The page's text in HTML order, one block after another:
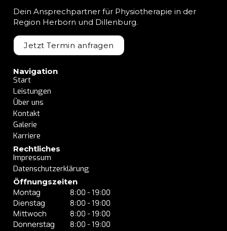
Dein Ansprechpartner für Physiotherapie in der
Region Herborn und Dillenburg.
Jetzt Termin anfragen
Navigation
Start
Leistungen
Über uns
Kontakt
Galerie
Karriere
Rechtliches
Impressum
Datenschutzerklärung
Öffnungszeiten
Montag
Dienstag
Mittwoch
Donnerstag
8:00 - 19:00
8:00 - 19:00
8:00 - 19:00
8:00 - 19:00